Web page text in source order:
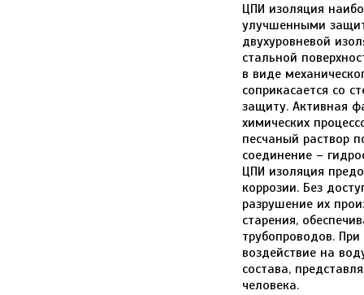
ЦПИ изоляция
улучшенными
двухуровневой
стальной
в виде
соприкасается со
защиту. Активная
химических
песчаный раствор
соединение –
ЦПИ изоляция
коррозии. Без
разрушение их
старения,
трубопроводов.
воздействие на
состава,
человека.